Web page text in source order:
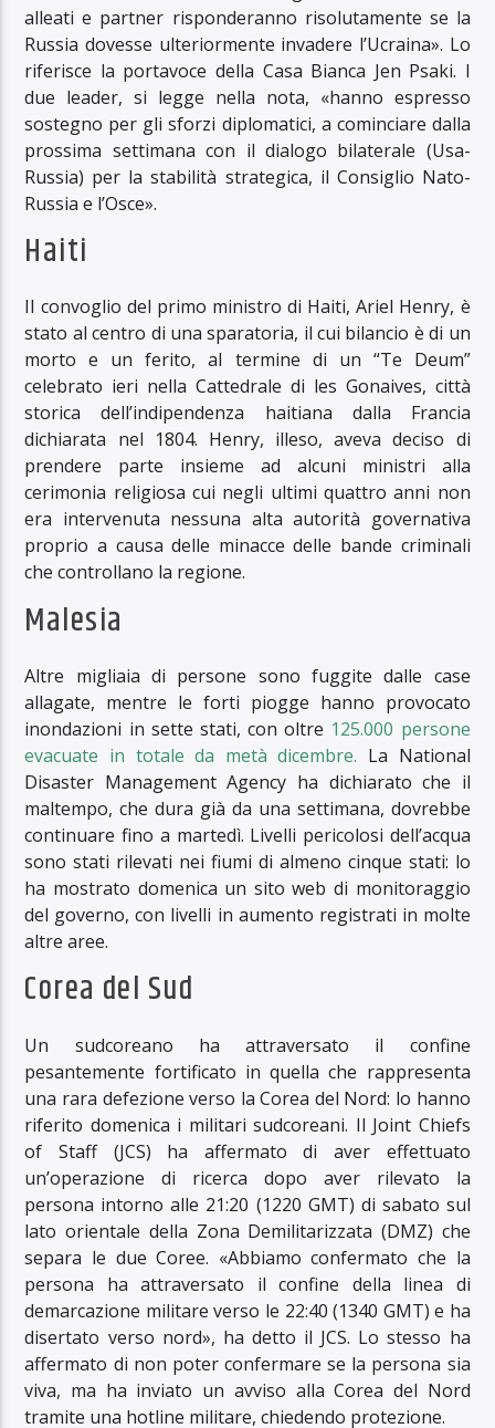
alleati e partner risponderanno risolutamente se la
Russia dovesse ulteriormente invadere l’Ucraina». Lo
riferisce la portavoce della Casa Bianca Jen Psaki. I
due leader, si legge nella nota, «hanno espresso
sostegno per gli sforzi diplomatici, a cominciare dalla
prossima settimana con il dialogo bilaterale (Usa-
Russia) per la stabilità strategica, il Consiglio Nato-
Russia e l’Osce».
Haiti
Il convoglio del primo ministro di Haiti, Ariel Henry, è
stato al centro di una sparatoria, il cui bilancio è di un
morto e un ferito, al termine di un “Te Deum”
celebrato ieri nella Cattedrale di les Gonaives, città
storica dell’indipendenza haitiana dalla Francia
dichiarata nel 1804. Henry, illeso, aveva deciso di
prendere parte insieme ad alcuni ministri alla
cerimonia religiosa cui negli ultimi quattro anni non
era intervenuta nessuna alta autorità governativa
proprio a causa delle minacce delle bande criminali
che controllano la regione.
Malesia
Altre migliaia di persone sono fuggite dalle case
allagate, mentre le forti piogge hanno provocato
inondazioni in sette stati, con oltre 125.000 persone
evacuate in totale da metà dicembre. La National
Disaster Management Agency ha dichiarato che il
maltempo, che dura già da una settimana, dovrebbe
continuare fino a martedì. Livelli pericolosi dell’acqua
sono stati rilevati nei fiumi di almeno cinque stati: lo
ha mostrato domenica un sito web di monitoraggio
del governo, con livelli in aumento registrati in molte
altre aree.
Corea del Sud
Un sudcoreano ha attraversato il confine
pesantemente fortificato in quella che rappresenta
una rara defezione verso la Corea del Nord: lo hanno
riferito domenica i militari sudcoreani. Il Joint Chiefs
of Staff (JCS) ha affermato di aver effettuato
un’operazione di ricerca dopo aver rilevato la
persona intorno alle 21:20 (1220 GMT) di sabato sul
lato orientale della Zona Demilitarizzata (DMZ) che
separa le due Coree. «Abbiamo confermato che la
persona ha attraversato il confine della linea di
demarcazione militare verso le 22:40 (1340 GMT) e ha
disertato verso nord», ha detto il JCS. Lo stesso ha
affermato di non poter confermare se la persona sia
viva, ma ha inviato un avviso alla Corea del Nord
tramite una hotline militare, chiedendo protezione.